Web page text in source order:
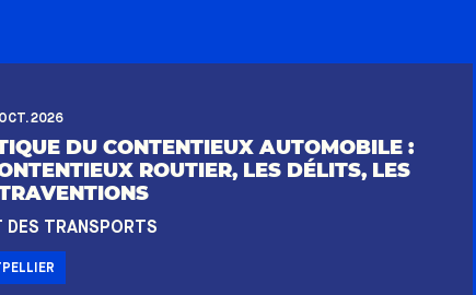
2026
DU CONTENTIEUX AUTOMOBILE :
ROUTIER, LES DÉLITS, LES
DES TRANSPORTS